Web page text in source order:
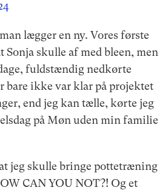
lægger en ny. Vores første
Sonja skulle af med bleen, men
fuldstændig nedkørte
bare ikke var klar på projektet
end jeg kan tælle, kørte jeg
på Møn uden min familie
jeg skulle bringe pottetræning
CAN YOU NOT?! Og et